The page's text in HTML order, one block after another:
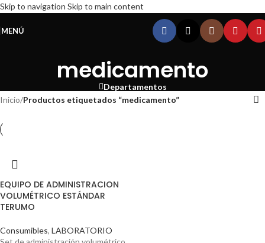
Skip to navigation Skip to main content
MENÚ
medicamento
Departamentos
Inicio/Productos etiquetados “medicamento”
EQUIPO DE ADMINISTRACION
VOLUMÉTRICO ESTÁNDAR
TERUMO
Consumibles, LABORATORIO